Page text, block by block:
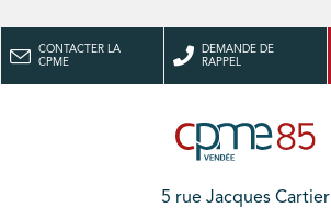
CONTACTER LA
CPME
DEMANDE DE
RAPPEL
5 rue Jacques Cartier